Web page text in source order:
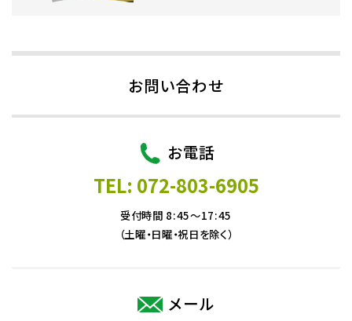
お問い合わせ
お電話
TEL: 072-803-6905
受付時間 8:45～17:45
（土曜・日曜・祝日を除く）
メール